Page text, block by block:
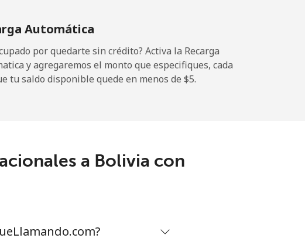
Automática
por quedarte sin crédito? Activa la Recarga
y agregaremos el monto que especifiques, cada
tu saldo disponible quede en menos de ⁦$5⁩.
a Bolivia con